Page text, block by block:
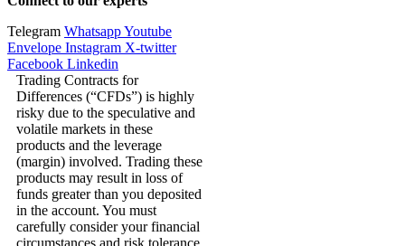
Telegram WhatsappYoutube
Envelope Instagram X-twitter
Facebook Linkedin
Trading Contracts for
Differences (“CFDs”) is highly
risky due to the speculative and
volatile markets in these
products and the leverage
(margin) involved. Trading these
products may result in loss of
funds greater than you deposited
in the account. You must
carefully consider your financial
circumstances and risk tolerance